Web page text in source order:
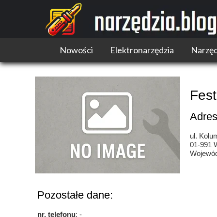
Pozostałe dane:
nr. telefonu: -
Nowości Elektronarzędzia
Narzędzia akumulatorowe
Narzędzia wielofunkcyjne
Pilarki
Szlifierki i polerki
Wiertarki i wkrętarki
ul.
01-991